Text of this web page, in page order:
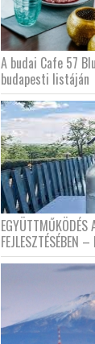
A budai Cafe 57
budapesti listáján
EGYÜTTMŰKÖDÉS